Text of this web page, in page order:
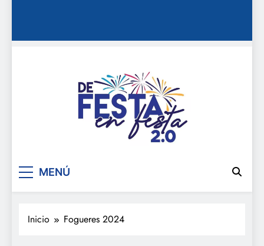
De festa en festa 2.0
MENÚ
Inicio Fogueres 2024